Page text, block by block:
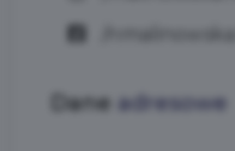
Dane adresowe